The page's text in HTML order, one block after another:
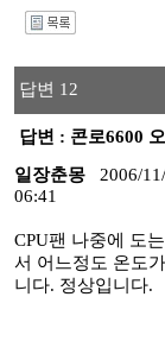
답변 12
답변 : 콘로6600
일장춘몽
2006/
06:41
CPU팬 나중에 도
서 어느정도 온도
니다. 정상입니다.